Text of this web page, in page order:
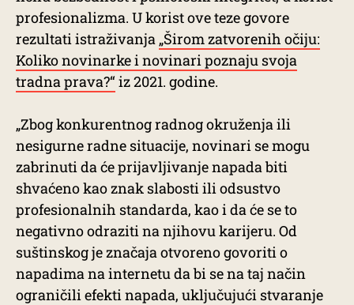
profesionalizma. U korist ove teze govore
rezultati istraživanja „Širom zatvorenih očiju:
Koliko novinarke i novinari poznaju svoja
tradna prava?“ iz 2021. godine.
„Zbog konkurentnog radnog okruženja ili
nesigurne radne situacije, novinari se mogu
zabrinuti da će prijavljivanje napada biti
shvaćeno kao znak slabosti ili odsustvo
profesionalnih standarda, kao i da će se to
negativno odraziti na njihovu karijeru. Od
suštinskog je značaja otvoreno govoriti o
napadima na internetu da bi se na taj način
ograničili efekti napada, uključujući stvaranje